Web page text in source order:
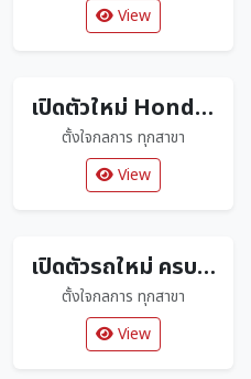
View
เปิดตัวใหม่ Honda Super Cub Tokyo 80s Limited Edition
ตั้งใจกลการ ทุกสาขา
View
เปิดตัวรถใหม่ ครบทุกสไตล์ ถูกใจลูกค้าตั้งใจกลการ
ตั้งใจกลการ ทุกสาขา
View